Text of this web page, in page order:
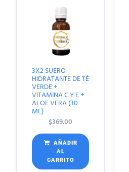
3X2 SUERO
HIDRATANTE DE TÉ
VERDE +
VITAMINA C Y E +
ALOE VERA (30
ML)
$369.00
AÑADIR
AL
CARRITO